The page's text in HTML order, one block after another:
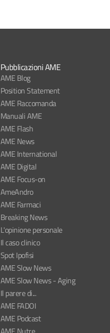
Pubblicazioni AME
AME Blog
Position Statement
AME Raccomanda
Manuali AME
AME Flash
AME News
AME International
AME Digital
AME Focus-on
AmeAndro
AME Farmaci
Breaking News
L'opinione personale
Il caso clinico
Spot Ipofisi
AME Slow News
AME Slow News - Aging
Il parere di...
AME FADOI
AME Podcast